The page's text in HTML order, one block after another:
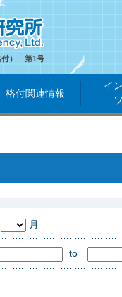
付） 第1号
格付関連情報
イ
月
to